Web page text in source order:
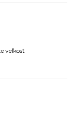
veľkosť